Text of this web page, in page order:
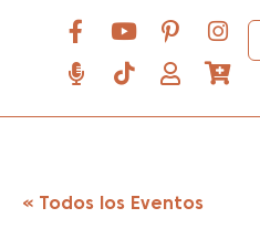
« Todos los Eventos